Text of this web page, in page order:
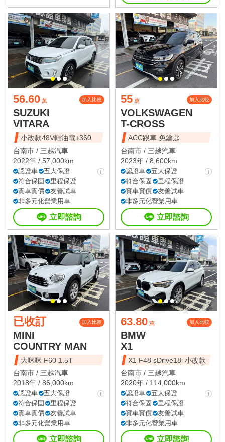
56.60 萬 加入比較
SUZUKI
VITARA
小改款48V輕油電+360
台南市 / 三越汽車
2022年 / 57,000km
認證車
五大保證
符合保固
里程保證
實車實價
友善試車
非多元化營業用車
立即諮詢
55 萬 加入比較
VOLKSWAGEN
T-CROSS
ACC跟車 免鑰匙
台南市 / 三越汽車
2023年 / 8,600km
認證車
五大保證
符合保固
里程保證
實車實價
友善試車
非多元化營業用車
立即諮詢
已收訂 加入比較
MINI
COUNTRY MAN
大咪咪 F60 1.5T
台南市 / 三越汽車
2018年 / 86,000km
認證車
五大保證
符合保固
里程保證
實車實價
友善試車
非多元化營業用車
立即諮詢
63.80 萬 加入比較
BMW
X1
X1 F48 sDrive18i 小改款
台南市 / 三越汽車
2020年 / 114,000km
認證車
五大保證
符合保固
里程保證
實車實價
友善試車
非多元化營業用車
立即諮詢